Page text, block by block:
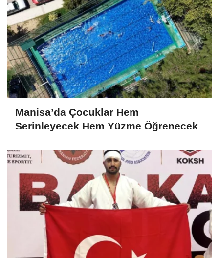
Manisa’da Çocuklar Hem
Serinleyecek Hem Yüzme Öğrenecek